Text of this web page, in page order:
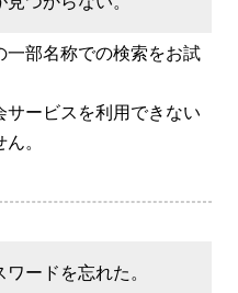
一部名称での検索をお試
サービスを利用できない
。
ードを忘れた。